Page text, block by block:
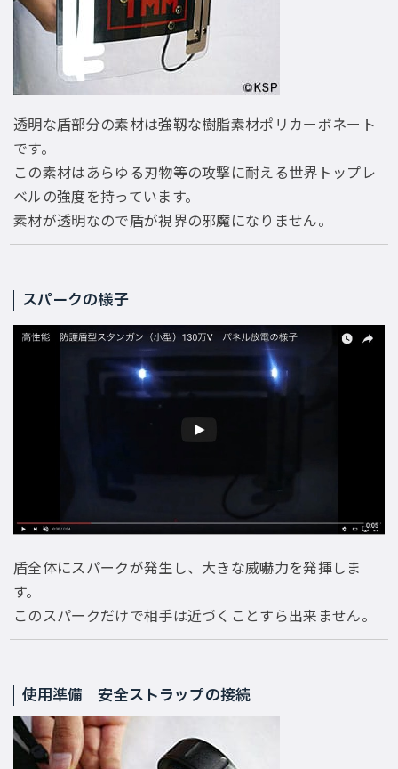
透明な盾部分の素材は強靱な樹脂素材ポリカーボネート
です。
この素材はあらゆる刃物等の攻撃に耐える世界トップレ
ベルの強度を持っています。
素材が透明なので盾が視界の邪魔になりません。
スパークの様子
盾全体にスパークが発生し、大きな威嚇力を発揮しま
す。
このスパークだけで相手は近づくことすら出来ません。
使用準備 安全ストラップの接続